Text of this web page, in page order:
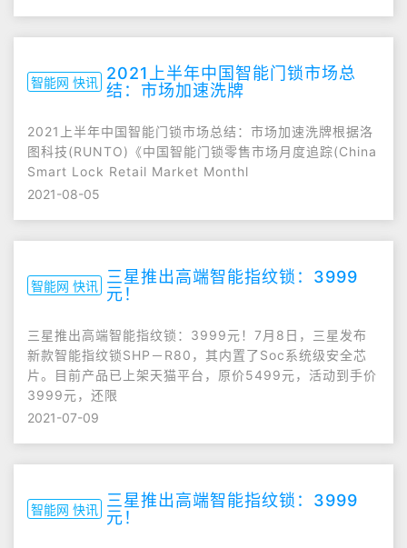
智能网 快讯 2021上半年中国智能门锁市场总
结：市场加速洗牌
2021上半年中国智能门锁市场总结：市场加速洗牌根据洛
图科技(RUNTO)《中国智能门锁零售市场月度追踪(China
Smart Lock Retail Market Monthl
2021-08-05
智能网 快讯
三星推出高端智能指纹锁：3999
元！
三星推出高端智能指纹锁：3999元！7月8日，三星发布
新款智能指纹锁SHP－R80，其内置了Soc系统级安全芯
片。目前产品已上架天猫平台，原价5499元，活动到手价
3999元，还限
2021-07-09
智能网 快讯
三星推出高端智能指纹锁：3999
元！